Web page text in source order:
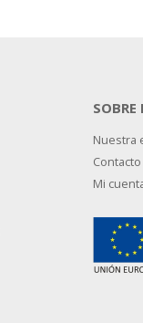
SOBRE
Nuestra
Contacto
Mi